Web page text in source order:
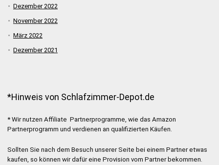
Dezember 2022
November 2022
März 2022
Dezember 2021
*Hinweis von Schlafzimmer-Depot.de
* Wir nutzen Affiliate Partnerprogramme, wie das Amazon
Partnerprogramm und verdienen an qualifizierten Käufen.
Sollten Sie nach dem Besuch unserer Seite bei einem Partner etwas
kaufen, so können wir dafür eine Provision vom Partner bekommen.